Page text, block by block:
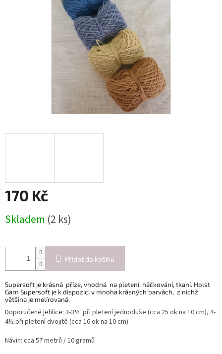
170 Kč
cena:
Skladem (2 ks)
Přidat do košíku
Supersoft je krásná příze, vhodná na pletení, háčkování, tkaní. Holst
Garn Supersoft je k dispozici v mnoha krásných barvách, z nichž
většina je melírovaná.
Doporučené jehlice: 3-3½ při pletení jednoduše (cca 25 ok na 10 cm), 4-
4½ při pletení dvojitě (cca 16 ok na 10 cm).
Návin: cca 57 metrů / 10 gramů